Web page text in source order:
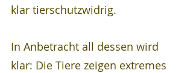
klar tierschutzwidrig.
In Anbetracht all dessen wird
klar: Die Tiere zeigen extremes